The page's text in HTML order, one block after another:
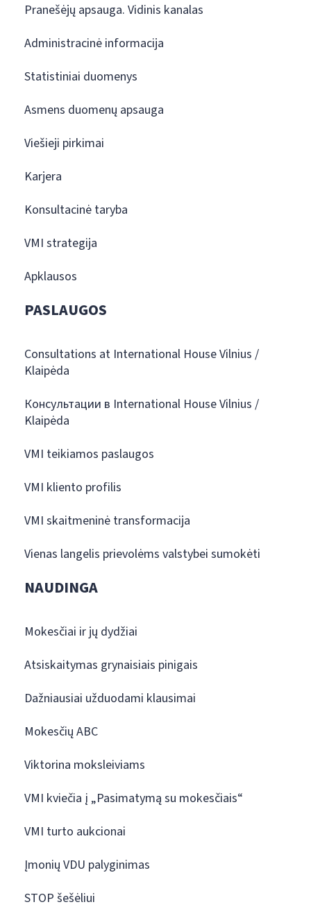
Pranešėjų apsauga. Vidinis kanalas
Administracinė informacija
Statistiniai duomenys
Asmens duomenų apsauga
Viešieji pirkimai
Karjera
Konsultacinė taryba
VMI strategija
Apklausos
PASLAUGOS
Consultations at International House Vilnius /
Klaipėda
Консультации в International House Vilnius /
Klaipėda
VMI teikiamos paslaugos
VMI kliento profilis
VMI skaitmeninė transformacija
Vienas langelis prievolėms valstybei sumokėti
NAUDINGA
Mokesčiai ir jų dydžiai
Atsiskaitymas grynaisiais pinigais
Dažniausiai užduodami klausimai
Mokesčių ABC
Viktorina moksleiviams
VMI kviečia į „Pasimatymą su mokesčiais“
VMI turto aukcionai
Įmonių VDU palyginimas
STOP šešėliui